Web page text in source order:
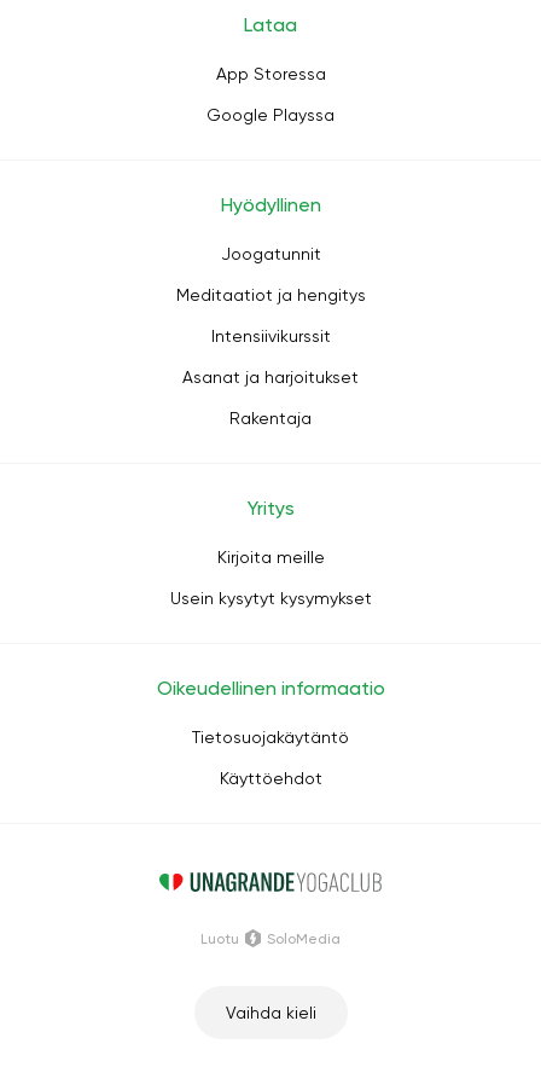
Lataa
App Storessa
Google Playssa
Hyödyllinen
Joogatunnit
Meditaatiot ja hengitys
Intensiivikurssit
Asanat ja harjoitukset
Rakentaja
Yritys
Kirjoita meille
Usein kysytyt kysymykset
Oikeudellinen informaatio
Tietosuojakäytäntö
Käyttöehdot
Vaihda kieli
Luotu SoloMedia